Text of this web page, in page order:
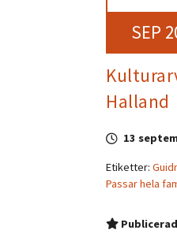
SEP
Halland
13
Etiketter:
Passar hela